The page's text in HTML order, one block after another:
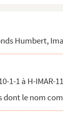
Humbert,
1-1 à H-IMAR-
dont le nom